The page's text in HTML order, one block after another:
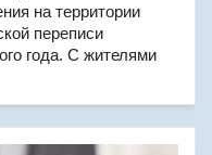
на территории
переписи
года. С жителями